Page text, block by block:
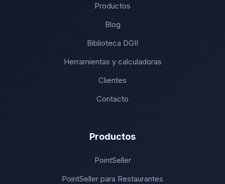
Productos
Blog
Biblioteca DGII
Herramientas y calculadoras
Clientes
Contacto
Productos
PointSeller
PointSeller para Restaurantes